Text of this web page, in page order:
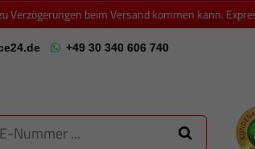
Verzögerungen beim Versand kommen kann.
+49 30 340 606 740